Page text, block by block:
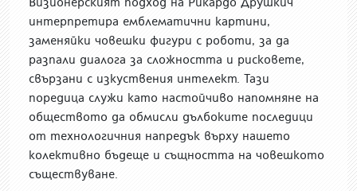
интерпретира емблематични картини,
заменяйки човешки фигури с роботи, за да
разпали диалога за сложността и рисковете,
свързани с изкуствения интелект. Тази
поредица служи като настойчиво напомняне на
обществото да обмисли дълбоките последици
от технологичния напредък върху нашето
колективно бъдеще и същността на човешкото
съществуване.